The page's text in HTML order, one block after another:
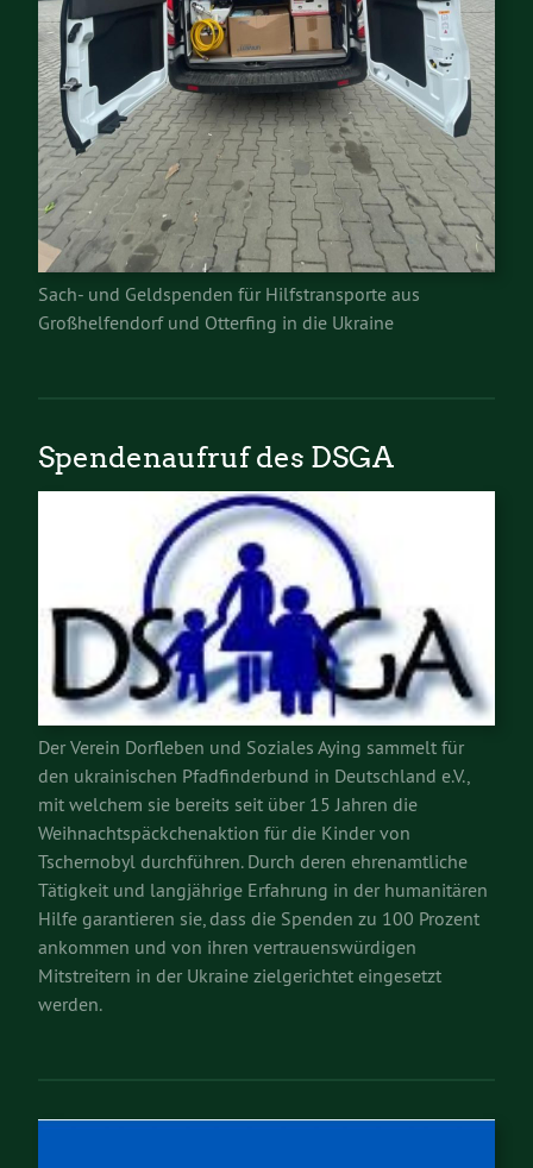
Sach- und Geldspenden für Hilfstransporte aus
Großhelfendorf und Otterfing in die Ukraine
Spendenaufruf des DSGA
Der Verein Dorfleben und Soziales Aying sammelt für
den ukrainischen Pfadfinderbund in Deutschland e.V.,
mit welchem sie bereits seit über 15 Jahren die
Weihnachtspäckchenaktion für die Kinder von
Tschernobyl durchführen. Durch deren ehrenamtliche
Tätigkeit und langjährige Erfahrung in der humanitären
Hilfe garantieren sie, dass die Spenden zu 100 Prozent
ankommen und von ihren vertrauenswürdigen
Mitstreitern in der Ukraine zielgerichtet eingesetzt
werden.